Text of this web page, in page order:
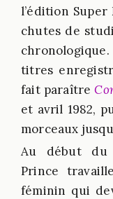
l’édition
chutes de
titres
fait paraître
et avril 1982,
morceaux
Au début du
Prince
féminin qui